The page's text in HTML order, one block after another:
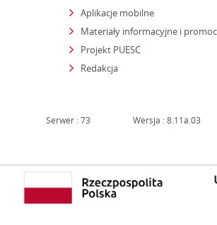
Aplikacje mobilne
Materiały informacyjne i
Projekt PUESC
Redakcja
Serwer : 73 Wersja : 8.11a.03